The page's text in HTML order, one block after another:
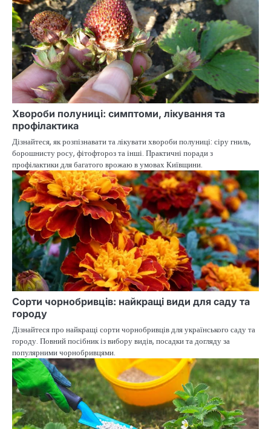
Хвороби полуниці: симптоми, лікування та
профілактика
Дізнайтеся, як розпізнавати та лікувати хвороби полуниці: сіру гниль,
борошнисту росу, фітофтороз та інші. Практичні поради з
профілактики для багатого врожаю в умовах Київщини.
Сорти чорнобривців: найкращі види для саду та
городу
Дізнайтеся про найкращі сорти чорнобривців для українського саду та
городу. Повний посібник із вибору видів, посадки та догляду за
популярними чорнобривцями.